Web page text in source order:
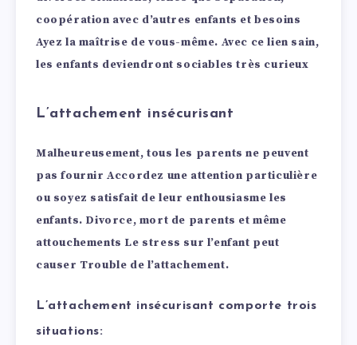
coopération avec d’autres enfants et besoins
Ayez la maîtrise de vous-même. Avec ce lien sain,
les enfants deviendront sociables très curieux
L’attachement insécurisant
Malheureusement, tous les parents ne peuvent
pas fournir Accordez une attention particulière
ou soyez satisfait de leur enthousiasme les
enfants. Divorce, mort de parents et même
attouchements Le stress sur l’enfant peut
causer Trouble de l’attachement.
L’attachement insécurisant comporte trois
situations: